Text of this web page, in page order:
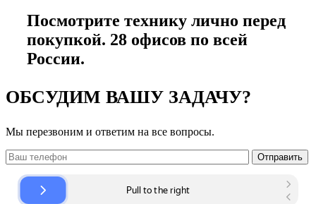
Посмотрите технику лично перед
покупкой. 28 офисов по всей
России.
ОБСУДИМ ВАШУ ЗАДАЧУ?
Мы перезвоним и ответим на все вопросы.